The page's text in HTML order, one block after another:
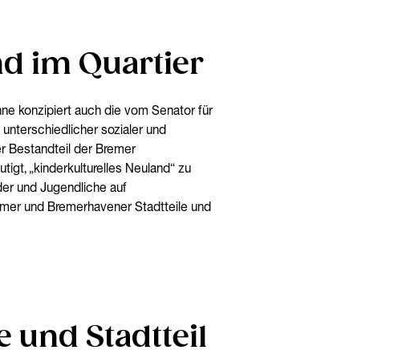
im Quartier
konzipiert auch die vom Senator für
sozialer und
Bestandteil der Bremer
„kinderkulturelles Neuland“ zu
und Jugendliche auf
und Bremerhavener Stadtteile und
und Stadtteil